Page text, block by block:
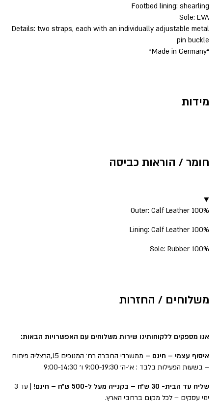
Footbed lining: shearling
Sole: EVA
Details: two straps, each with an individually adjustable metal
pin buckle
“Made in Germany”
מידות
חומר / הוראות כביסה
▼
Outer: Calf Leather 100%
Lining: Calf Leather 100%
Sole: Rubber 100%
משלוחים / החזרות
אנו מספקים ללקוחותינו שירות משלוחים עם האפשרויות הבאות:
איסוף עצמי – חינם –
ממשרדי החברה רח׳ המנופים 15,הרצליה פיתוח
– בשעות הפעילות בלבד : א׳-ה׳ 9:00-19:30 ו׳ 9:00-14:30
שליח עד הבית- 30 ש״ח – בקנייה מעל ל-500 ש״ח – חינם!
| עד 3
ימי עסקים – לכל מקום ברחבי הארץ.